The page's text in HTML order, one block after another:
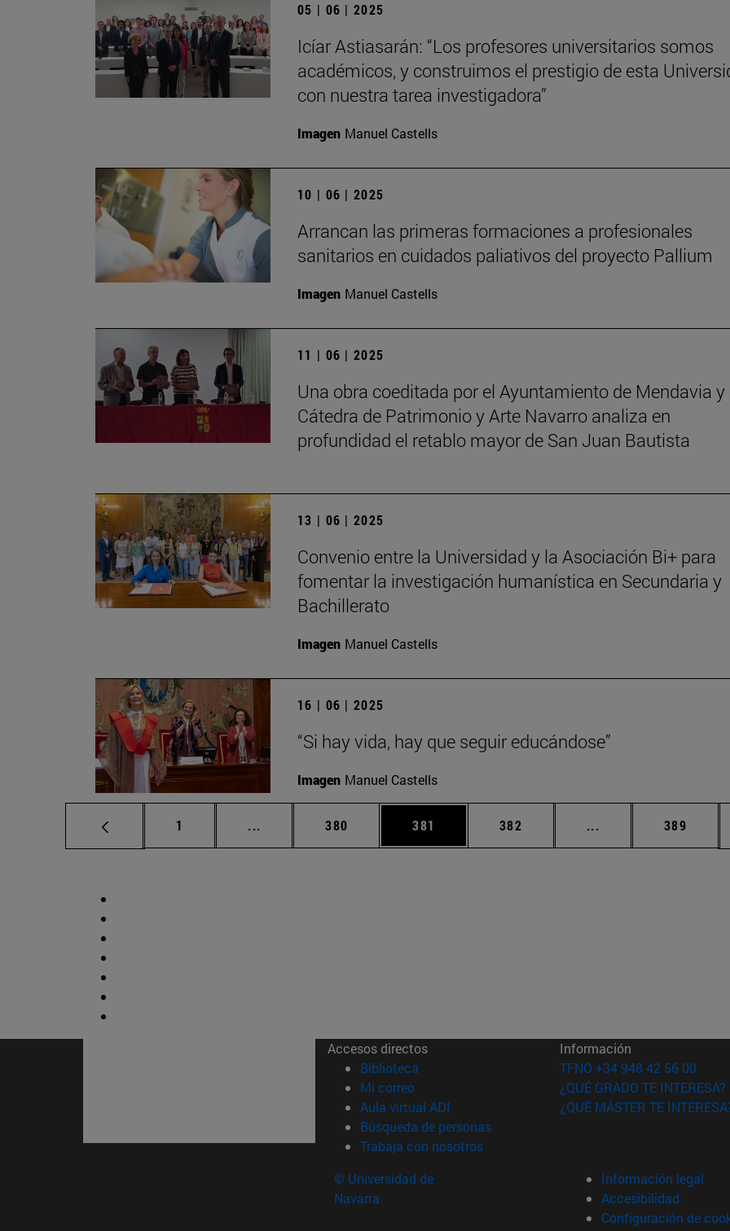
05 | 06 | 2025
Icíar Astiasarán: “Los profesores universitarios somos
académicos, y construimos el prestigio de esta
con nuestra tarea investigadora”
Imagen Manuel Castells
10 | 06 | 2025
Arrancan las primeras formaciones a profesionales
sanitarios en cuidados paliativos del proyecto Pallium
Imagen Manuel Castells
11 | 06 | 2025
Una obra coeditada por el Ayuntamiento de Mendavia y
Cátedra de Patrimonio y Arte Navarro analiza en
profundidad el retablo mayor de San Juan Bautista
13 | 06 | 2025
Convenio entre la Universidad y la Asociación Bi+ para
fomentar la investigación humanística en Secundaria y
Bachillerato
Imagen Manuel Castells
16 | 06 | 2025
“Si hay vida, hay que seguir educándose”
Imagen Manuel Castells
Página
1 ... Páginas intermedias Use TAB para desplazarse.
Página
380 Página
381 Página
382 ... Páginas Página
389
Accesos directos
Biblioteca (abre en nueva ventana)
Mi correo(abre en nueva ventana)
Aula virtual ADI (abre en nueva ventana)
Búsqueda de personas(abre en nueva ventana)
Trabaja con nosotros(abre en nueva ventana)
Información
TFNO +34 948 42 56 00
¿QUÉ GRADO TE INTERESA?
¿QUÉ MÁSTER TE
© Universidad de
Navarra
Información legal
Accesibilidad
Configuración de